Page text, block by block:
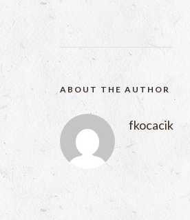
ABOUT THE AUTHOR
fkocacik